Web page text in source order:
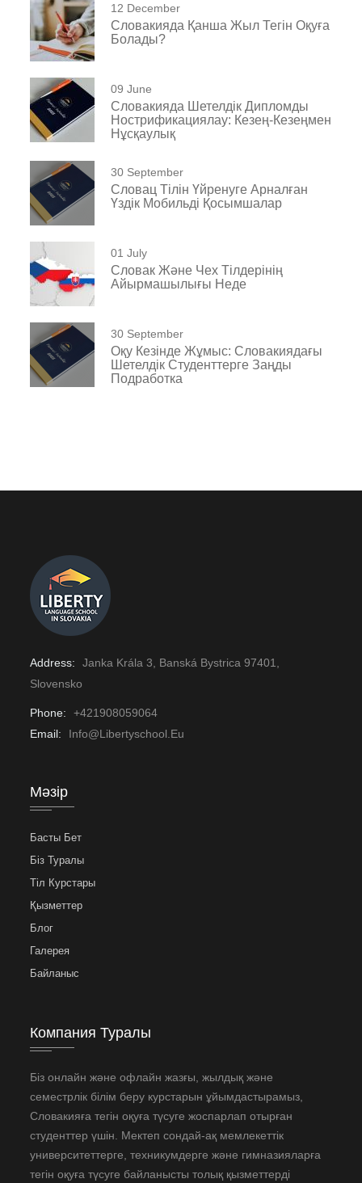
12 December
Словакияда Қанша Жыл Тегін Оқуға
Болады?
09 June
Словакияда Шетелдік Дипломды
Нострификациялау: Кезең-Кезеңмен
Нұсқаулық
30 September
Словац Тілін Үйренуге Арналған
Үздік Мобильді Қосымшалар
01 July
Словак Және Чех Тілдерінің
Айырмашылығы Неде
30 September
Оқу Кезінде Жұмыс: Словакиядағы
Шетелдік Студенттерге Заңды
Подработка
Address:
Janka Krála 3, Banská Bystrica 97401,
Slovensko
Phone:
+421908059064
Email:
Info@libertyschool.eu
Мәзір
Басты Бет
Біз Туралы
Тіл Курстары
Қызметтер
Блог
Галерея
Байланыс
Компания Туралы
Біз онлайн және офлайн жазғы, жылдық және
семестрлік білім беру курстарын ұйымдастырамыз,
Словакияға тегін оқуға түсуге жоспарлап отырған
студенттер үшін. Мектеп сондай-ақ мемлекеттік
университеттерге, техникумдерге және гимназияларға
тегін оқуға түсуге байланысты толық қызметтерді